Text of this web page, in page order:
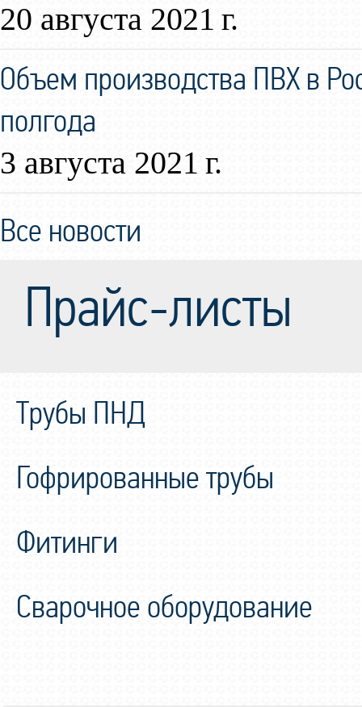
20 августа 2021 г.
Объем производства ПВХ в
полгода
3 августа 2021 г.
Все новости
Прайс-листы
Трубы ПНД
Гофрированные трубы
Фитинги
Сварочное оборудование